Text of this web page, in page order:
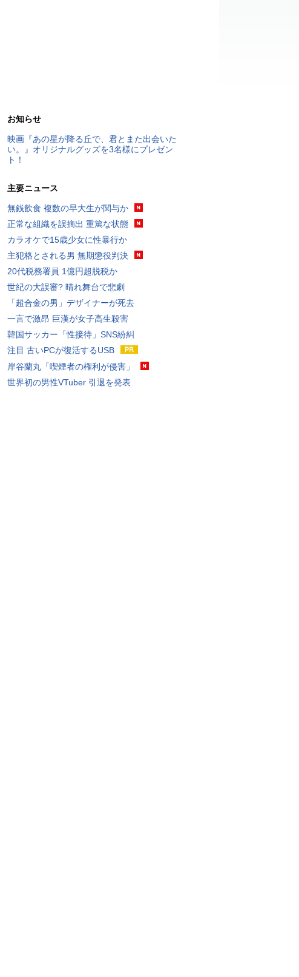
お知らせ
映画『あの星が降る丘で、君とまた出会いた
い。』オリジナルグッズを3名様にプレゼン
ト！
主要ニュース
無銭飲食 複数の早大生が関与か
正常な組織を誤摘出 重篤な状態
カラオケで15歳少女に性暴行か
主犯格とされる男 無期懲役判決
20代税務署員 1億円超脱税か
世紀の大誤審? 晴れ舞台で悲劇
「超合金の男」デザイナーが死去
一言で激昂 巨漢が女子高生殺害
韓国サッカー「性接待」SNS紛糾
注目 古いPCが復活するUSB
岸谷蘭丸「喫煙者の権利が侵害」
世界初の男性VTuber 引退を発表